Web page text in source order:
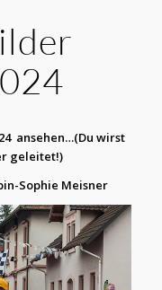
ansehen…(Du wirst
geleitet!)
Sophie Meisner